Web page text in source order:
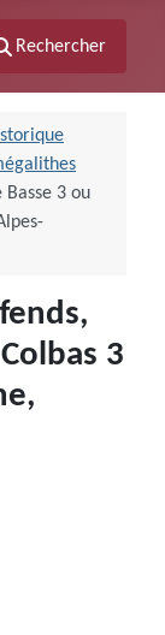
Rechercher
Basse 3 ou
3